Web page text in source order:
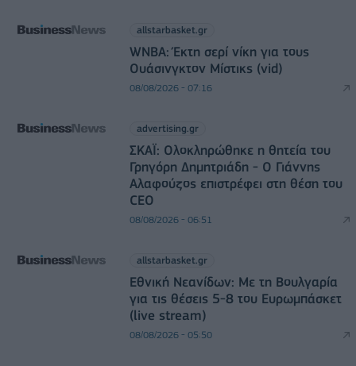
allstarbasket.gr
WNBA: Έκτη σερί νίκη για τους
Ουάσινγκτον Μίστικς (vid)
08/08/2026 - 07:16
advertising.gr
ΣΚΑΪ: Ολοκληρώθηκε η θητεία του
Γρηγόρη Δημητριάδη - Ο Γιάννης
Αλαφούζος επιστρέφει στη θέση του
CEO
08/08/2026 - 06:51
allstarbasket.gr
Εθνική Νεανίδων: Με τη Βουλγαρία
για τις θέσεις 5-8 του Ευρωμπάσκετ
(live stream)
08/08/2026 - 05:50